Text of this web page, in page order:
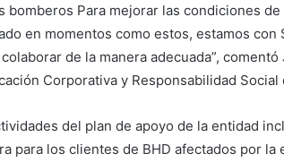
bomberos Para mejorar las condiciones
en momentos como estos, estamos
de la manera adecuada”,
Corporativa y Responsabilidad Social
del plan de apoyo de la entidad
para los clientes de BHD afectados por